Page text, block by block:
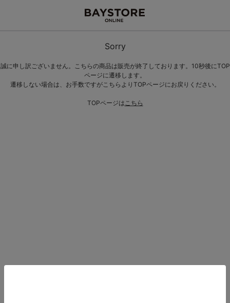
Sorry
誠に申し訳ございません。こちらの商品は販売が終了しております。10秒後にTOP
ページに遷移します。
遷移しない場合は、お手数ですがこちらよりTOPページにお戻りください。
TOPページはこちら